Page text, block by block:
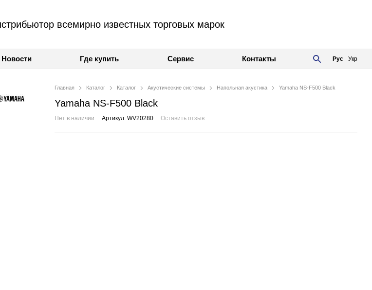
всемирно известных торговых марок
Новости Где купить Сервис Контакты Рус Укр
Главная Каталог Каталог Акустические системы Напольная акустика Yamaha NS-F500 Black
Yamaha NS-F500 Black
Нет в наличии Артикул: WV20280 Оставить отзыв